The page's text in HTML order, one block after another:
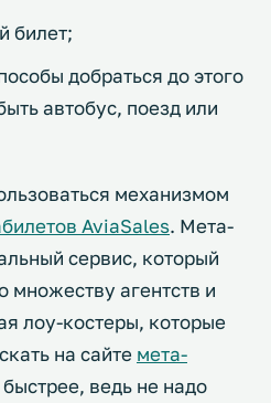
билет;
добраться до этого
автобус, поезд или
механизмом
AviaSales. Мета-
сервис, который
множеству агентств и
лоу-костеры, которые
на сайте мета-
ведь не надо